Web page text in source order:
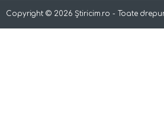
Copyright © 2026 Știricim.ro - Toate